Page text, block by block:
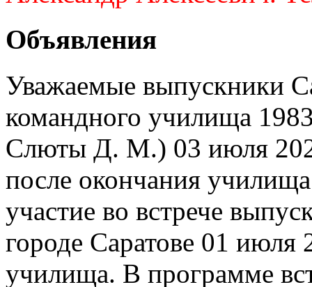
Объявления
Уважаемые выпускники
командного училища
Слюты Д. М.) 03 июля
после окончания
участие во встрече
городе Саратове 01 июля
училища. В программе